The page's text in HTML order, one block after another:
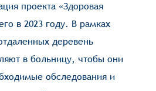
проекта «Здоровая
в 2023 году. В рамках
деревень
в больницу, чтобы они
обследования и